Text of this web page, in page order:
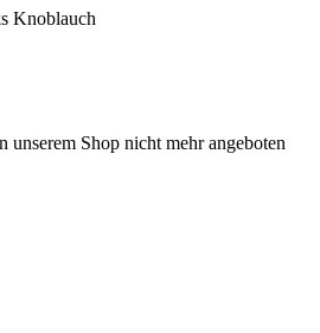
Knoblauch
unserem Shop nicht mehr angeboten